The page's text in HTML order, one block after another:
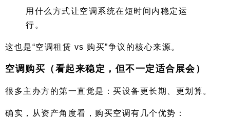
用什么方式让空调系统在短时间内稳定运
行。
这也是“空调租赁 vs 购买”争议的核心来源。
空调购买（看起来稳定，但不一定适合展会）
很多主办方的第一直觉是：买设备更长期、更划算。
确实，从资产角度看，购买空调有几个优势：